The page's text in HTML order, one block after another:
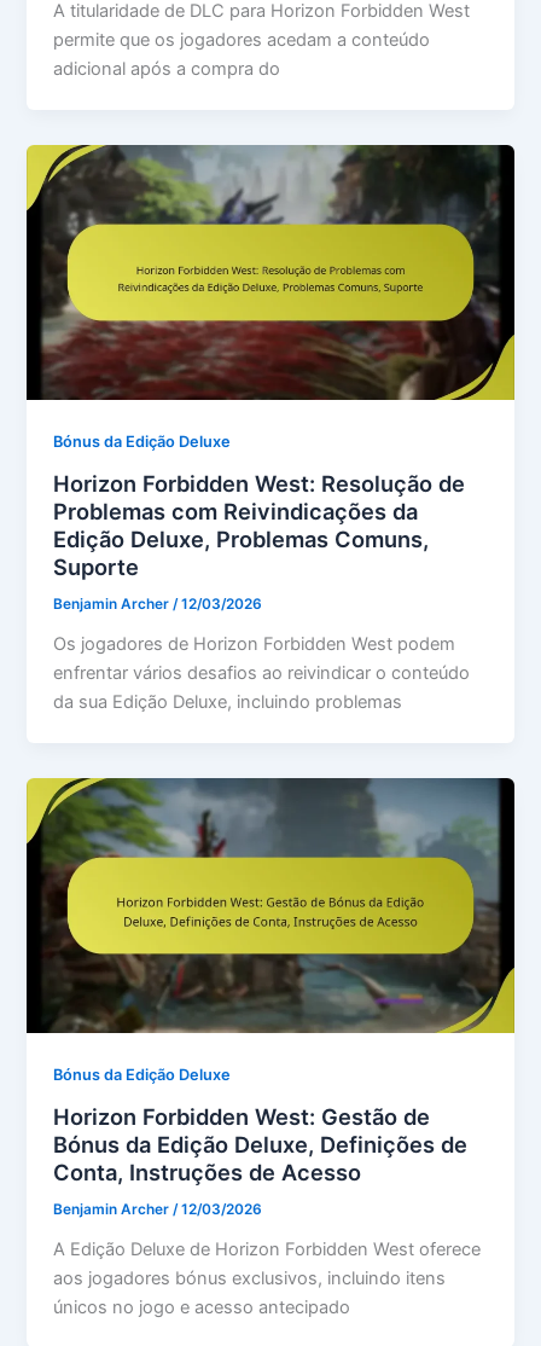
A titularidade de DLC para Horizon Forbidden West
permite que os jogadores acedam a conteúdo
adicional após a compra do
Bónus da Edição Deluxe
Horizon Forbidden West: Resolução de
Problemas com Reivindicações da
Edição Deluxe, Problemas Comuns,
Suporte
Benjamin Archer /12/03/2026
Os jogadores de Horizon Forbidden West podem
enfrentar vários desafios ao reivindicar o conteúdo
da sua Edição Deluxe, incluindo problemas
Bónus da Edição Deluxe
Horizon Forbidden West: Gestão de
Bónus da Edição Deluxe, Definições de
Conta, Instruções de Acesso
Benjamin Archer /12/03/2026
A Edição Deluxe de Horizon Forbidden West oferece
aos jogadores bónus exclusivos, incluindo itens
únicos no jogo e acesso antecipado